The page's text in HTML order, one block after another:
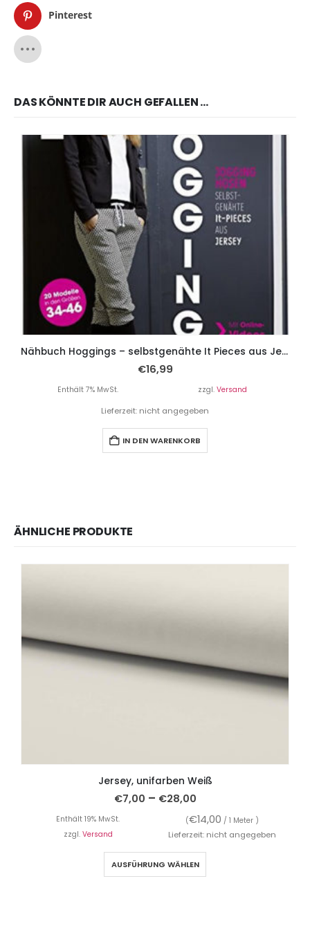
Pinterest
DAS KÖNNTE DIR AUCH GEFALLEN …
Nähbuch Hoggings – selbstgenähte It Pieces aus Jersey.
€16,99
Enthält 7% MwSt. zzgl. Versand
Lieferzeit: nicht angegeben
IN DEN WARENKORB
ÄHNLICHE PRODUKTE
Jersey, unifarben Weiß
€7,00 – €28,00
Enthält 19% MwSt. (€14,00 / 1 Meter )
zzgl. Versand Lieferzeit: nicht angegeben
AUSFÜHRUNG WÄHLEN